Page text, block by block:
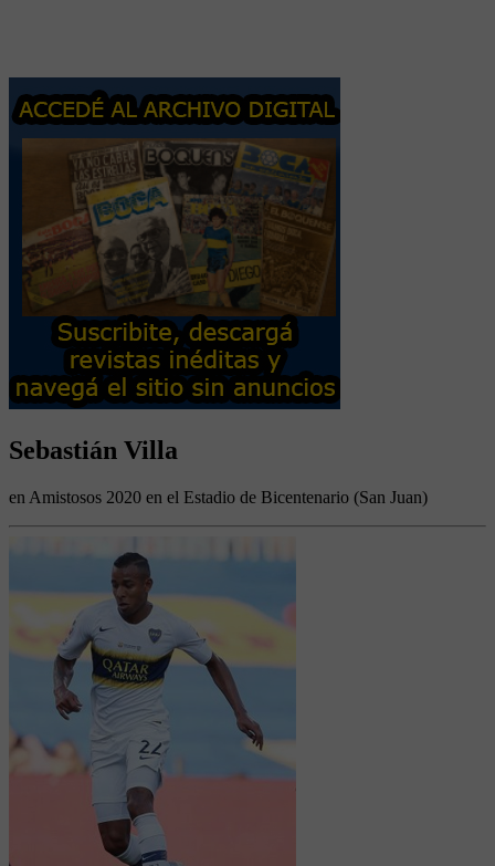
Sebastián Villa
en Amistosos 2020 en el Estadio de Bicentenario (San Juan)